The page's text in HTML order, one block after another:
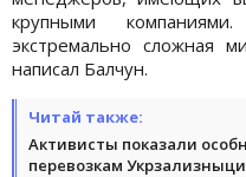
крупными
экстремально сложная
написал Балчун.
Читай также:
Активисты показали
перевозкам Укрзализныци